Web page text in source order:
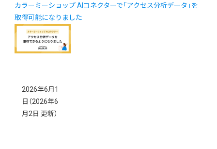
カラーミーショップ AIコネクターで「アクセス分析データ」を
取得可能になりました
2026年6月1
日 （2026年6
月2日 更新）